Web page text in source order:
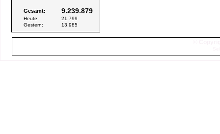
Gesamt: 9.239.879
Heute:
21.799
Gestern:
13.985